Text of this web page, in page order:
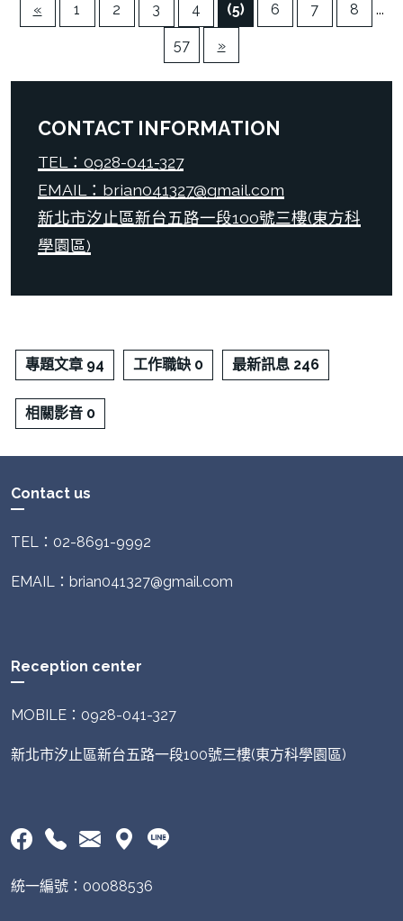
CONTACT INFORMATION
TEL：0928-041-327
EMAIL：brian041327@gmail.com
新北市汐止區新台五路一段100號三樓(東方科
學園區)
« 1 2 3 4 (5) 6 7 8 ...
57 »
專題文章 94 工作職缺 0 最新訊息 246
相關影音 0
Contact us
TEL：02-8691-9992
EMAIL：brian041327@gmail.com
Reception center
MOBILE：0928-041-327
新北市汐止區新台五路一段100號三樓(東方科學園區)
統一編號：00088536